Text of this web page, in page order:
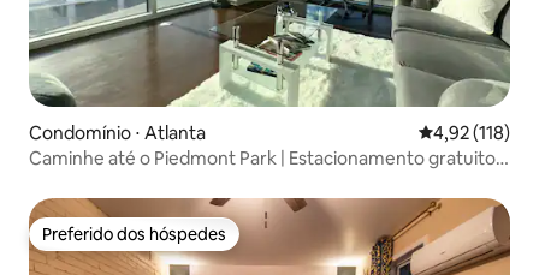
Condomínio ⋅ Atlanta 4,92 de uma
4,92 (118)
Caminhe até o Piedmont Park | Estacionamento gratuito |
Preferido dos hóspedes
Preferido dos hóspedes